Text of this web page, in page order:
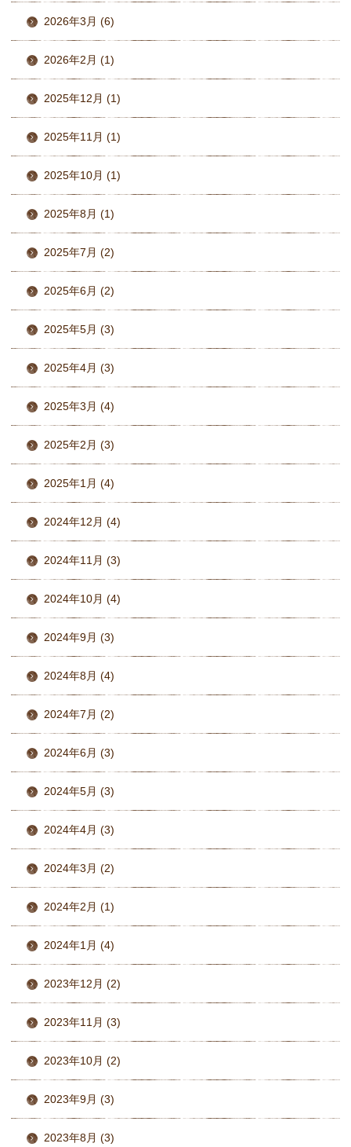
2026年3月 (6)
2026年2月 (1)
2025年12月 (1)
2025年11月 (1)
2025年10月 (1)
2025年8月 (1)
2025年7月 (2)
2025年6月 (2)
2025年5月 (3)
2025年4月 (3)
2025年3月 (4)
2025年2月 (3)
2025年1月 (4)
2024年12月 (4)
2024年11月 (3)
2024年10月 (4)
2024年9月 (3)
2024年8月 (4)
2024年7月 (2)
2024年6月 (3)
2024年5月 (3)
2024年4月 (3)
2024年3月 (2)
2024年2月 (1)
2024年1月 (4)
2023年12月 (2)
2023年11月 (3)
2023年10月 (2)
2023年9月 (3)
2023年8月 (3)